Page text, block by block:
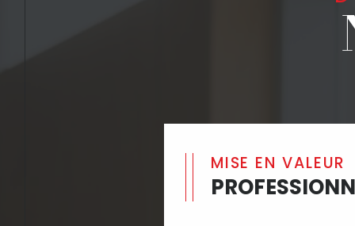
MISE EN VALEUR